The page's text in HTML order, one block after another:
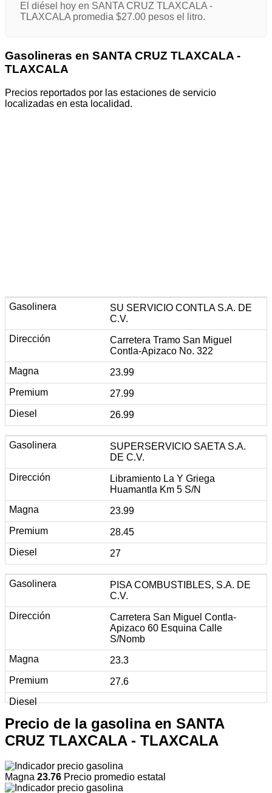
El diésel hoy en SANTA CRUZ TLAXCALA -
TLAXCALA promedia $27.00 pesos el litro.
Gasolineras en SANTA CRUZ TLAXCALA -
TLAXCALA
Precios reportados por las estaciones de servicio
localizadas en esta localidad.
SU SERVICIO CONTLA S.A. DE
C.V.
Carretera Tramo San Miguel
Contla-Apizaco No. 322
23.99
27.99
26.99
SUPERSERVICIO SAETA S.A.
DE C.V.
Libramiento La Y Griega
Huamantla Km 5 S/N
23.99
28.45
27
PISA COMBUSTIBLES, S.A. DE
C.V.
Carretera San Miguel Contla-
Apizaco 60 Esquina Calle
S/Nomb
23.3
27.6
Precio de la gasolina en SANTA
CRUZ TLAXCALA - TLAXCALA
Magna 23.76 Precio promedio estatal